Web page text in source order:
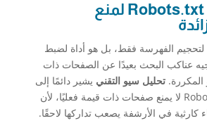
تحديث ملف Robots.txt لمنع
الفهرسة فقط، بل هو أداة لضبط
عناكب البحث بعيدًا عن الصفحات ذات
المكررة. تحليل سيو التقني يشير دائمًا إلى
التأكد من أن Robots.txt لا يمنع صفحات ذات قيمة فعليًا، لأن
كارثية في الأرشفة يصعب تداركها لاحقًا.